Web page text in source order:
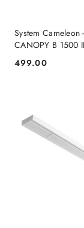
System Cameleon
CANOPY B 1500
podłużna -
Lighting
Cena:
499.00